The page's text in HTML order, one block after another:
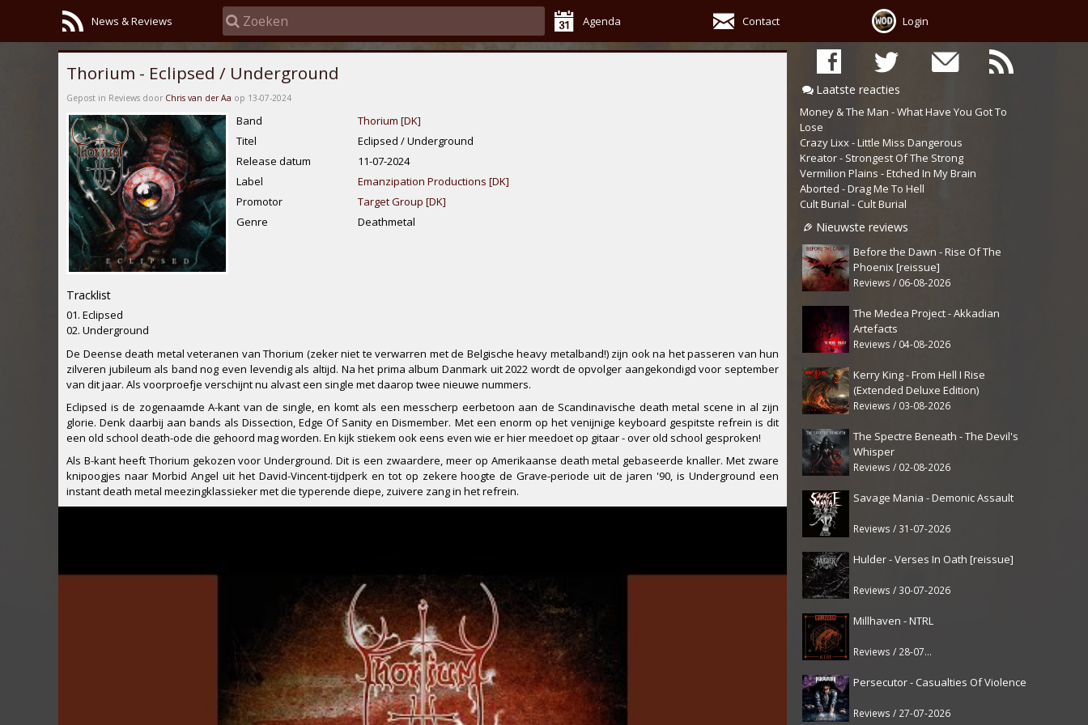
News & Reviews Agenda Contact Login
Laatste reacties
Money & The Man - What Have You Got To
Lose
Crazy Lixx - Little Miss Dangerous
Kreator - Strongest Of The Strong
Vermilion Plains - Etched In My Brain
Aborted - Drag Me To Hell
Cult Burial - Cult Burial
Nieuwste reviews
Before the Dawn - Rise Of The
Phoenix [reissue]
Reviews / 06-08-2026
The Medea Project - Akkadian
Artefacts
Reviews / 04-08-2026
Kerry King - From Hell I Rise
(Extended Deluxe Edition)
Reviews / 03-08-2026
The Spectre Beneath - The Devil's
Whisper
Reviews / 02-08-2026
Savage Mania - Demonic Assault
Reviews / 31-07-2026
Hulder - Verses In Oath [reissue]
Reviews / 30-07-2026
Millhaven - NTRL
Reviews / 28-07-2026
Persecutor - Casualties Of Violence
Reviews / 27-07-2026
Thorium - Eclipsed / Underground
Gepost in Reviews door Chris van der Aa op 13-07-2024
Band
Thorium [DK]
Titel
Eclipsed / Underground
Release datum
11-07-2024
Label
Emanzipation Productions [DK]
Promotor
Target Group [DK]
Genre
Deathmetal
Tracklist
01. Eclipsed
02. Underground
De Deense death metal veteranen van Thorium (zeker niet te verwarren met de Belgische heavy metalband!) zijn ook na het passeren van hun
zilveren jubileum als band nog even levendig als altijd. Na het prima album Danmark uit 2022 wordt de opvolger aangekondigd voor september
van dit jaar. Als voorproefje verschijnt nu alvast een single met daarop twee nieuwe nummers.
Eclipsed is de zogenaamde A-kant van de single, en komt als een messcherp eerbetoon aan de Scandinavische death metal scene in al zijn
glorie. Denk daarbij aan bands als Dissection, Edge Of Sanity en Dismember. Met een enorm op het venijnige keyboard gespitste refrein is dit
een old school death-ode die gehoord mag worden. En kijk stiekem ook eens even wie er hier meedoet op gitaar - over old school gesproken!
Als B-kant heeft Thorium gekozen voor Underground. Dit is een zwaardere, meer op Amerikaanse death metal gebaseerde knaller. Met zware
knipoogjes naar Morbid Angel uit het David-Vincent-tijdperk en tot op zekere hoogte de Grave-periode uit de jaren '90, is Underground een
instant death metal meezingklassieker met die typerende diepe, zuivere zang in het refrein.